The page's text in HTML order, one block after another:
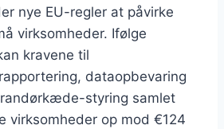
nye EU-regler at påvirke
virksomheder. Ifølge
kravene til
dataopbevaring
styring samlet
virksomheder op mod €124